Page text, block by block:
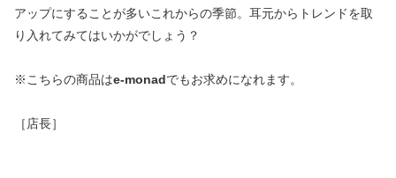
アップにすることが多いこれからの季節。耳元からトレンドを取
り入れてみてはいかがでしょう？
※こちらの商品はe-monadでもお求めになれます。
［店長］